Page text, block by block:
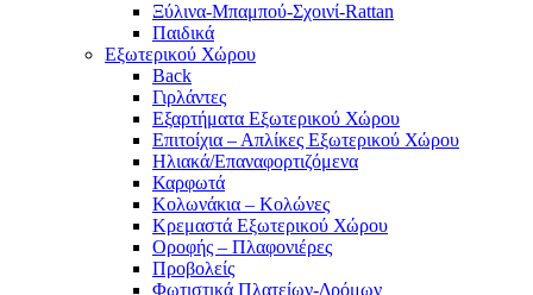
Ξύλινα-Μπαμπού-Σχοινί-Rattan
Παιδικά
Εξωτερικού Χώρου
Back
Γιρλάντες
Εξαρτήματα Εξωτερικού Χώρου
Επιτοίχια – Απλίκες Εξωτερικού Χώρου
Ηλιακά/Επαναφορτιζόμενα
Καρφωτά
Κολωνάκια – Κολώνες
Κρεμαστά Εξωτερικού Χώρου
Οροφής – Πλαφονιέρες
Προβολείς
Φωτιστικά Πλατείων-Δρόμων